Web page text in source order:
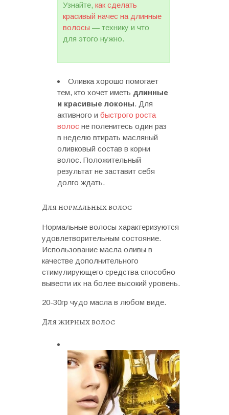
Узнайте, как сделать
красивый начес на длинные
волосы — технику и что
для этого нужно.
Оливка хорошо помогает
тем, кто хочет иметь длинные
и красивые локоны. Для
активного и быстрого роста
волос не поленитесь один раз
в неделю втирать масляный
оливковый состав в корни
волос. Положительный
результат не заставит себя
долго ждать.
Для нормальных волос
Нормальные волосы характеризуются
удовлетворительным состояние.
Использование масла оливы в
качестве дополнительного
стимулирующего средства способно
вывести их на более высокий уровень.
20-30гр чудо масла в любом виде.
Для жирных волос